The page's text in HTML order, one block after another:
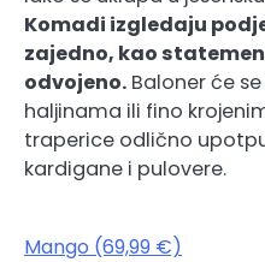
Komadi izgledaju
zajedno, kao
odvojeno. Baloner će
haljinama ili fino
traperice odlično
kardigane i pulovere.
Mango (69,99 €)